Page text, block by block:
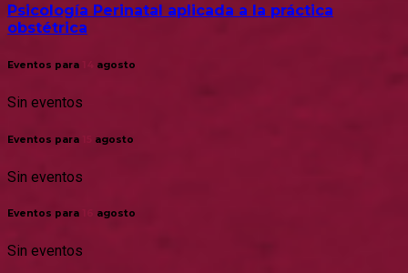
Psicología Perinatal aplicada a la práctica
obstétrica
Eventos para agosto
Sin eventos
Eventos para agosto
Sin eventos
Eventos para agosto
Sin eventos